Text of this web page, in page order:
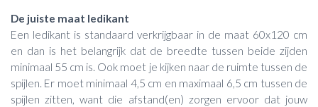
De juiste maat ledikant
Een ledikant is standaard verkrijgbaar in de maat 60x120 cm
en dan is het belangrijk dat de breedte tussen beide zijden
minimaal 55 cm is. Ook moet je kijken naar de ruimte tussen de
spijlen. Er moet minimaal 4,5 cm en maximaal 6,5 cm tussen de
spijlen zitten, want die afstand(en) zorgen ervoor dat jouw